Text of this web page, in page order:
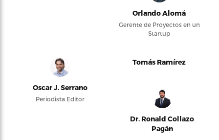
Orlando Alomá
Gerente de Proyectos en un
Startup
Oscar J. Serrano
Periodista Editor
Tomás Ramírez
Dr. Ronald Collazo
Pagán